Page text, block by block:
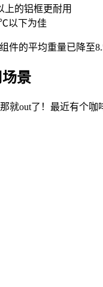
上的铝框更耐用
以下为佳
件的平均重量已降至
景
就out了！最近有个